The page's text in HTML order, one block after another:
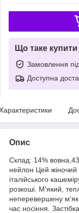
Що таке
Замовлення
Доступна
Опис
Склад: 14%
нейлон Цей жіночий
італійського
розкоші. М'який,
неперевершену
час носіння.